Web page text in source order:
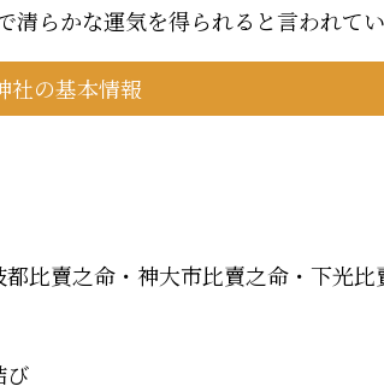
清らかな運気を得られると言われてい
社の基本情報
比賣之命・神大市比賣之命・下光比
び